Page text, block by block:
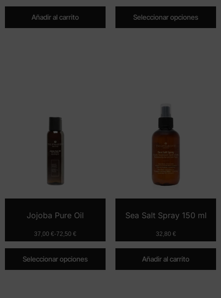
Añadir al carrito Seleccionar opciones
Jojoba Pure Oil
37,00 €-72,50 €
Seleccionar opciones
Sea Salt Spray 150 ml
32,80 €
Añadir al carrito